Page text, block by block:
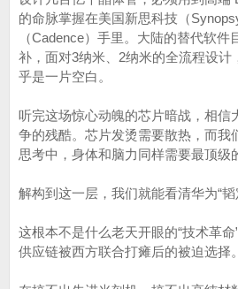
的命脉掌握在美国新思科技（
（Cadence）手里。大陆的替代软
补，面对3纳米、2纳米的全流程设计
乎是一片空白。
听完这场惊心动魄的芯片暗战，相信
争的残酷。芯片发烫需要散热，而我
思考中，身体和脑力同样需要最顶级
解构到这一层，我们就能看清华为“韬
这根本不是什么老天开眼的“技术革
供应链被西方联合打瘫后的被迫选择。